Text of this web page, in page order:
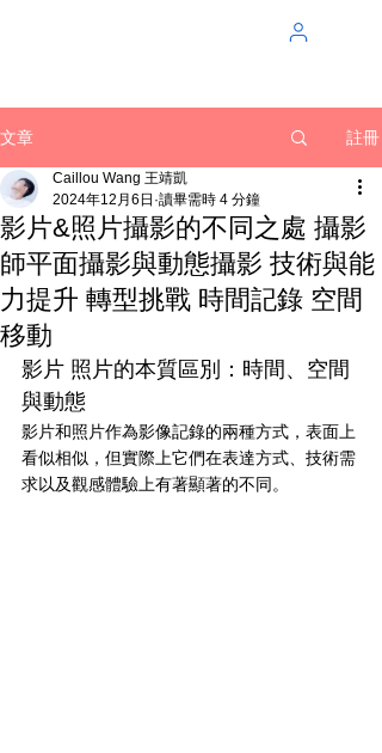
文章 註冊
影片&照片攝影的不同之處 攝影
師平面攝影與動態攝影 技術與能
力提升 轉型挑戰 時間記錄 空間
移動
Caillou Wang 王靖凱
2024年12月6日 讀畢需時 4 分鐘
影片 照片的本質區別：時間、空間
與動態
影片和照片作為影像記錄的兩種方式，表面上
看似相似，但實際上它們在表達方式、技術需
求以及觀感體驗上有著顯著的不同。